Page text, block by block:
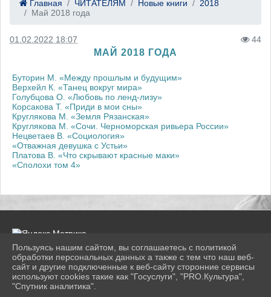
Главная ЧИТАТЕЛЯМ Новые книги
2018
Май 2018 года
01.02.2022 18:07 44
МАЙ 2018 ГОДА
Буторин М. «Между прошлым и будущим»
Верхейл К. «Танец вокруг мира»
Голубцова О. «Любовь по ленд-лизу»
Корсакова Т. «Приди в мои сны»
Круглякова М. «Земля Рязанская»
Круглякова М. «Сочи. Черноморская ривьера России»
Нецветаев В. «Социология»
«Отважная девушка с Устьи»
Платова В. «Что скрывают красные маки»
«Сполохи том 4»
2026 г. konlib.ru
Вход
Карта сайта
Пользуясь нашим сайтом, вы соглашаетесь с политикой
обработки персональных данных а также с тем что наш веб-
сайт и другие подключенные к веб-сайту сторонние сервисы
используют cookies такие как "Госуслуги", "PRO.Культура",
"Спутник аналитика".